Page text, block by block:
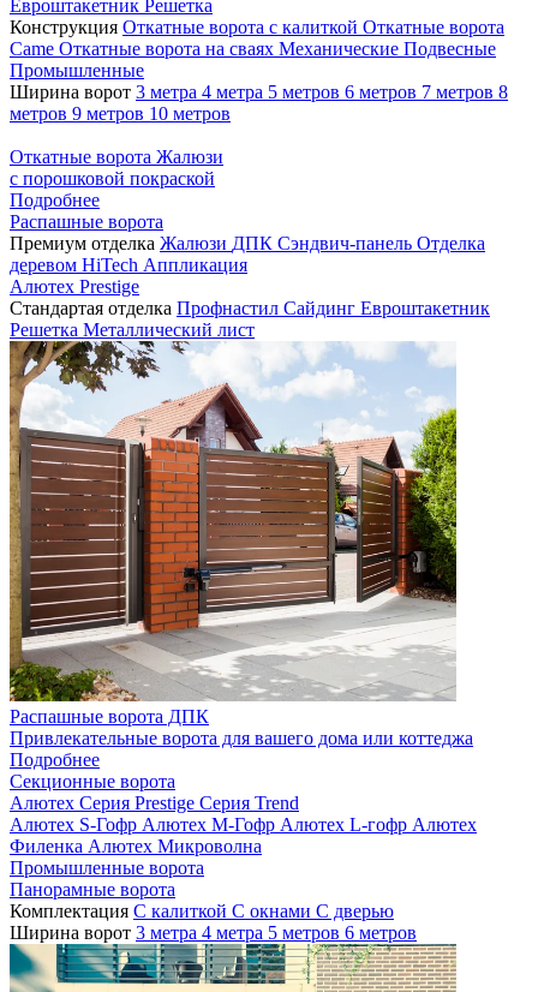
Евроштакетник Решетка
Конструкция Откатные ворота с калиткой Откатные ворота
Came Откатные ворота на сваях Механические Подвесные
Промышленные
Ширина ворот 3 метра 4 метра 5 метров 6 метров 7 метров 8
метров 9 метров 10 метров
Откатные ворота Жалюзи
с порошковой покраской
Подробнее
Распашные ворота
Премиум отделка Жалюзи ДПК Сэндвич-панель Отделка
деревом HiTech Аппликация
Алютех Prestige
Стандартая отделка Профнастил Сайдинг Евроштакетник
Решетка Металлический лист
Распашные ворота ДПК
Привлекательные ворота для вашего дома или коттеджа
Подробнее
Секционные ворота
Алютех Серия Prestige Серия Trend
Алютех S-Гофр Алютех M-Гофр Алютех L-гофр Алютех
Филенка Алютех Микроволна
Промышленные ворота
Панорамные ворота
Комплектация С калиткой С окнами C дверью
Ширина ворот 3 метра 4 метра 5 метров 6 метров